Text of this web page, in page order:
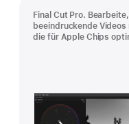
Final Cut Pro.
beeindruckende
die für Apple Chips